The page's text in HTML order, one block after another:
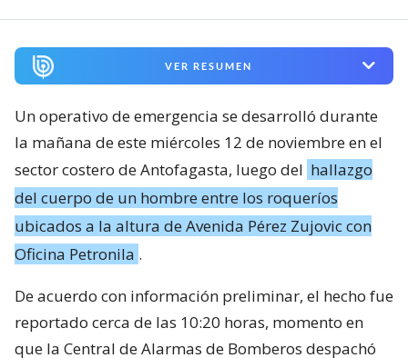
VER RESUMEN
Un operativo de emergencia se desarrolló durante
la mañana de este miércoles 12 de noviembre en el
sector costero de Antofagasta, luego del hallazgo
del cuerpo de un hombre entre los roqueríos
ubicados a la altura de Avenida Pérez Zujovic con
Oficina Petronila .
De acuerdo con información preliminar, el hecho fue
reportado cerca de las 10:20 horas, momento en
que la Central de Alarmas de Bomberos despachó